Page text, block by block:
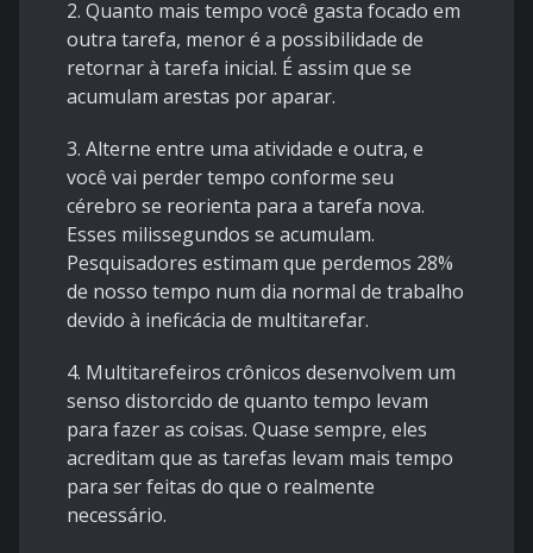
2. Quanto mais tempo você gasta focado em
outra tarefa, menor é a possibilidade de
retornar à tarefa inicial. É assim que se
acumulam arestas por aparar.
3. Alterne entre uma atividade e outra, e
você vai perder tempo conforme seu
cérebro se reorienta para a tarefa nova.
Esses milissegundos se acumulam.
Pesquisadores estimam que perdemos 28%
de nosso tempo num dia normal de trabalho
devido à ineficácia de multitarefar.
4. Multitarefeiros crônicos desenvolvem um
senso distorcido de quanto tempo levam
para fazer as coisas. Quase sempre, eles
acreditam que as tarefas levam mais tempo
para ser feitas do que o realmente
necessário.